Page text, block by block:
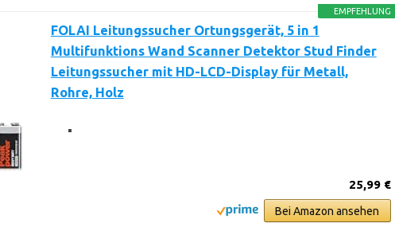
EMPFEHLUNG
FOLAI Leitungssucher Ortungsgerät, 5 in 1
Multifunktions Wand Scanner Detektor Stud Finder
Leitungssucher mit HD-LCD-Display für Metall,
Rohre, Holz
25,99 €
Bei Amazon ansehen